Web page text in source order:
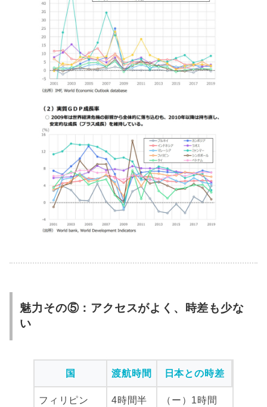
魅力その⑤：アクセスがよく、時差も少な
い
国 渡航時間 日本との時差
フィリピン 4時間半 （ー）1時間